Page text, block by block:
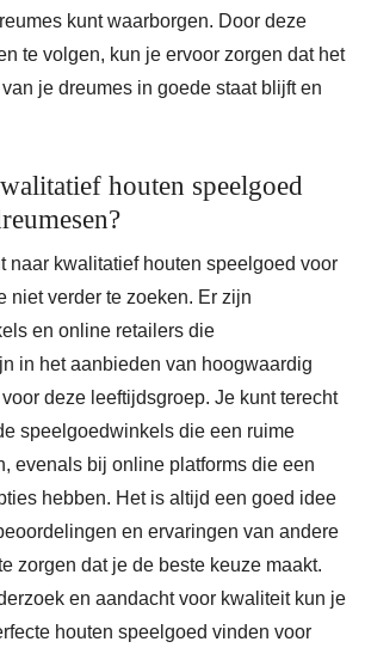
kunt waarborgen. Door deze
te volgen, kun je ervoor zorgen dat het
je dreumes in goede staat blijft en
houten speelgoed
naar kwalitatief houten speelgoed voor
niet verder te zoeken. Er zijn
en online retailers die
in het aanbieden van hoogwaardig
deze leeftijdsgroep. Je kunt terecht
speelgoedwinkels die een ruime
evenals bij online platforms die een
hebben. Het is altijd een goed idee
en ervaringen van andere
zorgen dat je de beste keuze maakt.
en aandacht voor kwaliteit kun je
houten speelgoed vinden voor